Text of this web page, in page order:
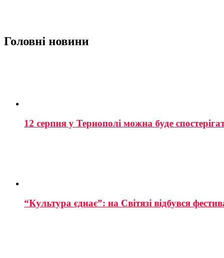
Головні новини
12 серпня у Тернополі можна буде
“Культура єднає”: на Світязі відбувся